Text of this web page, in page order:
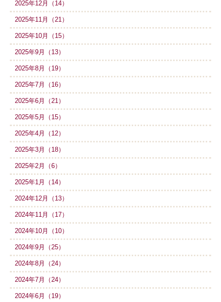
2025年12月（14）
2025年11月（21）
2025年10月（15）
2025年9月（13）
2025年8月（19）
2025年7月（16）
2025年6月（21）
2025年5月（15）
2025年4月（12）
2025年3月（18）
2025年2月（6）
2025年1月（14）
2024年12月（13）
2024年11月（17）
2024年10月（10）
2024年9月（25）
2024年8月（24）
2024年7月（24）
2024年6月（19）